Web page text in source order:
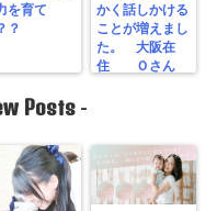
を育て
？
かく話しかける
ことが増えまし
た。 大阪在
住 Ｏさん
Posts -